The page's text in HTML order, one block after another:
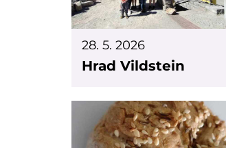
28. 5. 2026
Hrad Vildstein